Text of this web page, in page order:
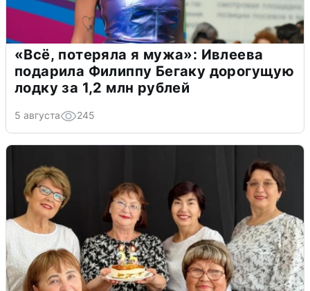
«Всё, потеряла я мужа»: Ивлеева
подарила Филиппу Бегаку дорогущую
лодку за 1,2 млн рублей
5 августа 245